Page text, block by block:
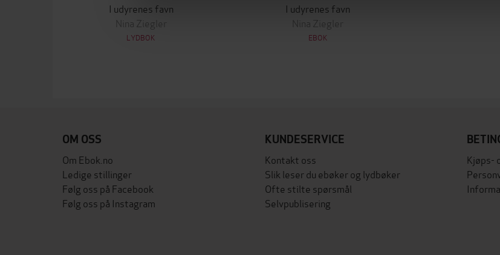
I udyrenes favn
Nina Ziegler
LYDBOK
I udyrenes favn
Nina Ziegler
EBOK
OM OSS
Om Ebok.no
Ledige stillinger
Følg oss på Facebook
Følg oss på Instagram
KUNDESERVICE
Kontakt oss
Slik leser du ebøker og lydbøker
Ofte stilte spørsmål
Selvpublisering
Kjøps-